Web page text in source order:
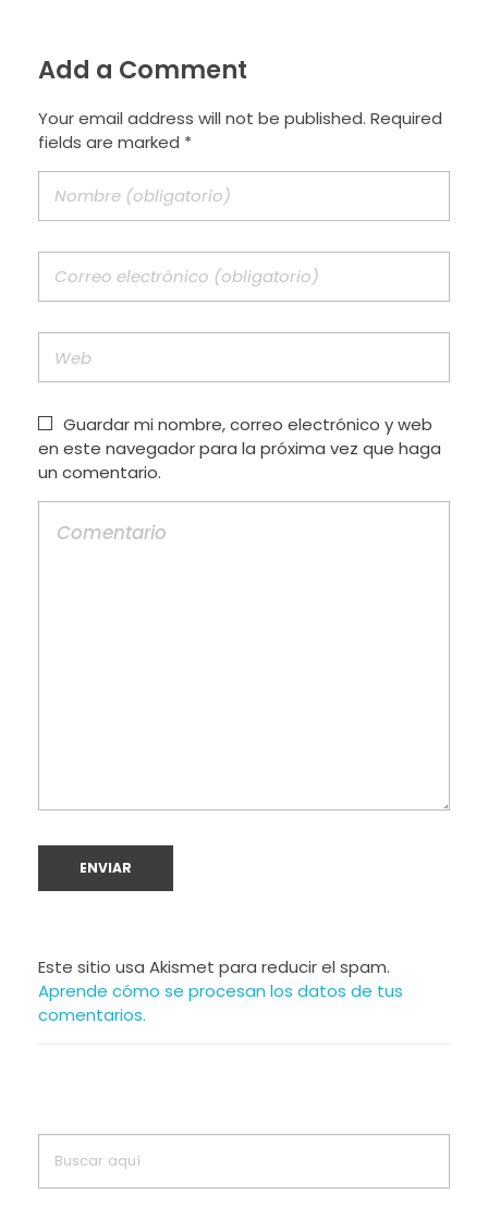
Add a Comment
Your email address will not be published. Required
fields are marked *
Guardar mi nombre, correo electrónico y web
en este navegador para la próxima vez que haga
un comentario.
Este sitio usa Akismet para reducir el spam.
Aprende cómo se procesan los datos de tus
comentarios.